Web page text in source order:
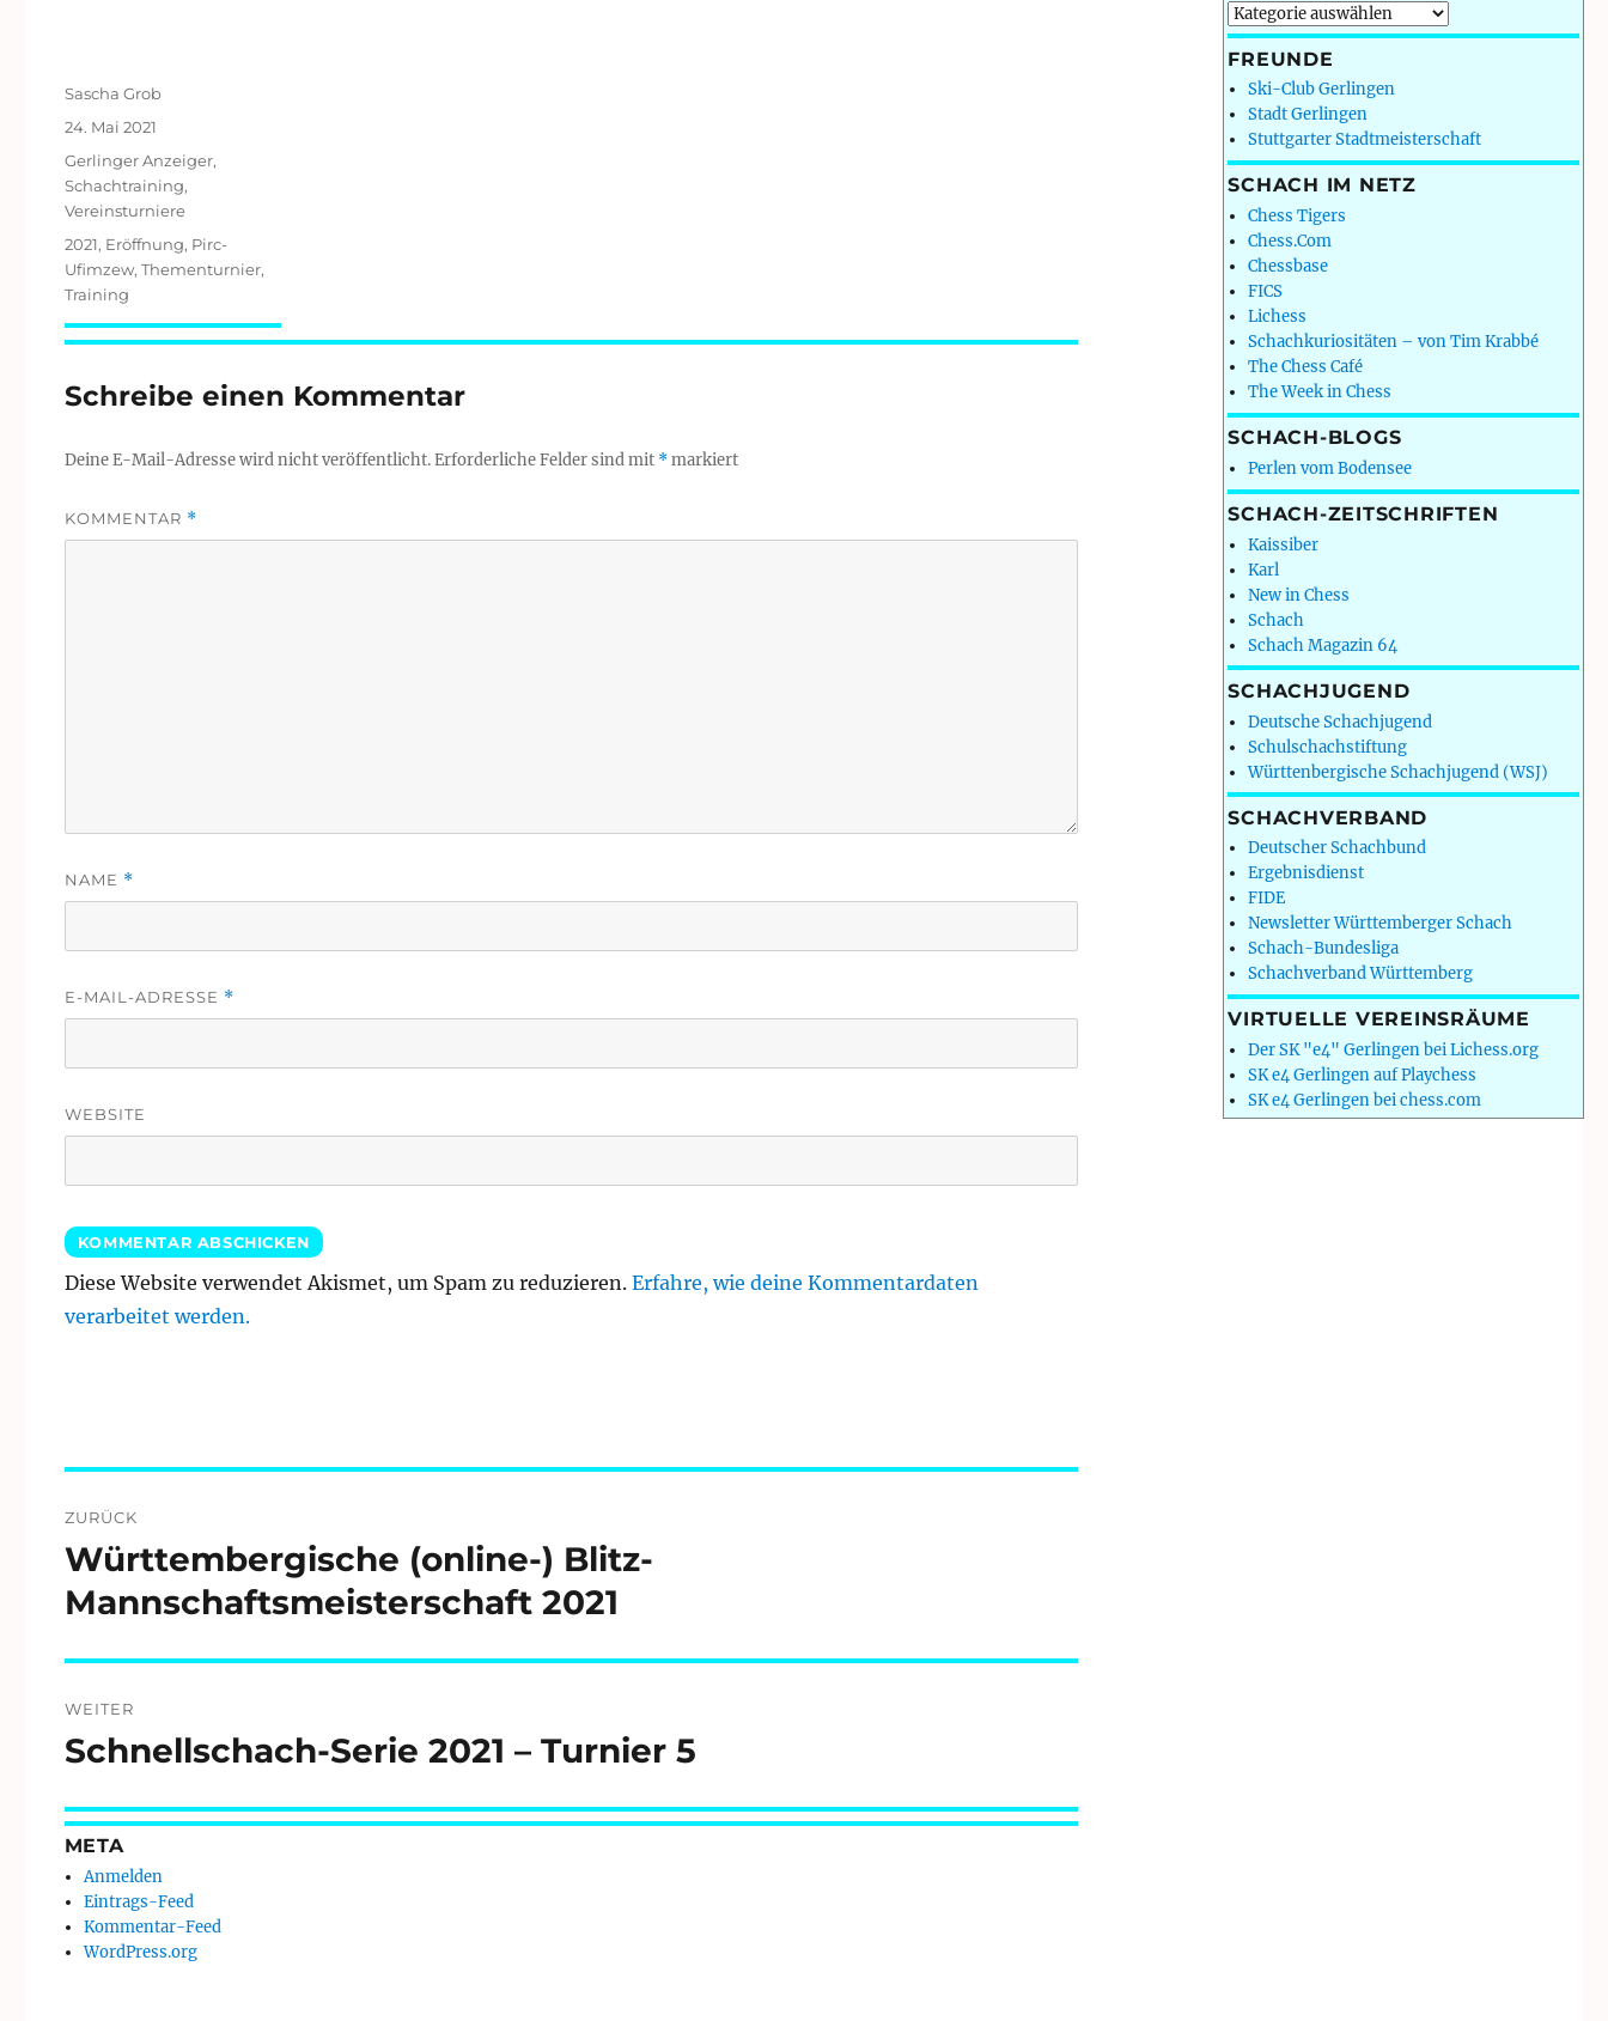
Autor
Sascha Grob
Veröffentlicht
am
24. Mai 2021
Kategorien
Gerlinger Anzeiger,
Schachtraining,
Vereinsturniere
Schlagwörter
2021, Eröffnung, Pirc-
Ufimzew, Thementurnier,
Training
Schreibe einen Kommentar
Deine E-Mail-Adresse wird nicht veröffentlicht. Erforderliche Felder sind mit *markiert
KOMMENTAR *
NAME *
E-MAIL-ADRESSE *
WEBSITE
Diese Website verwendet Akismet, um Spam zu reduzieren. Erfahre, wie deine Kommentardaten
verarbeitet werden.
ZURÜCK
Vorheriger
Beitrag:
Württembergische (online-) Blitz-
Mannschaftsmeisterschaft 2021
WEITER
Nächster
Schnellschach-Serie 2021 – Turnier 5
META
Anmelden
Eintrags-Feed
Kommentar-Feed
WordPress.org
Kategorien
FREUNDE
Ski-Club Gerlingen
Stadt Gerlingen
Stuttgarter Stadtmeisterschaft
SCHACH IM NETZ
Chess Tigers
Chess.Com
Chessbase
FICS
Lichess
Schachkuriositäten – von Tim Krabbé
The Chess Café
The Week in Chess
SCHACH-BLOGS
Perlen vom Bodensee
SCHACH-ZEITSCHRIFTEN
Kaissiber
Karl
New in Chess
Schach
Schach Magazin 64
SCHACHJUGEND
Deutsche Schachjugend
Schulschachstiftung
Württenbergische Schachjugend (WSJ)
SCHACHVERBAND
Deutscher Schachbund
Ergebnisdienst
FIDE
Newsletter Württemberger Schach
Schach-Bundesliga
Schachverband Württemberg
VIRTUELLE VEREINSRÄUME
Der SK "e4" Gerlingen bei Lichess.org
SK e4 Gerlingen auf Playchess
SK e4 Gerlingen bei chess.com